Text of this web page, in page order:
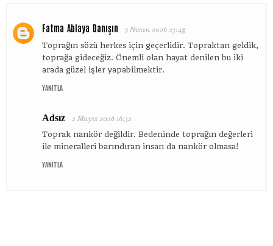
Fatma Ablaya Danışın 7 Nisan 2026 23:48
Toprağın sözü herkes için geçerlidir. Topraktan geldik,
toprağa gideceğiz. Önemli olan hayat denilen bu iki
arada güzel işler yapabilmektir.
YANITLA
Adsız 2 Mayıs 2026 16:32
Toprak nankör değildir. Bedeninde toprağın değerleri
ile mineralleri barındıran insan da nankör olmasa!
YANITLA